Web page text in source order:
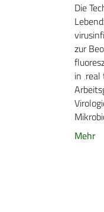
Die
zur
in
Mehr